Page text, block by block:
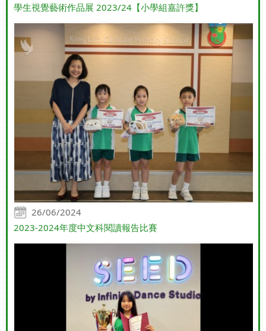
學生視覺藝術作品展 2023/24【小學組嘉許獎】
26/06/2024
2023-2024年度中文科閱讀報告比賽